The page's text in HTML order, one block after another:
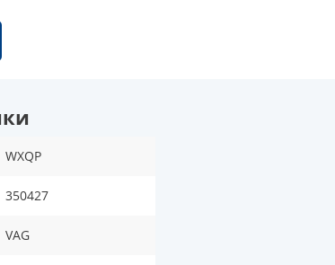
WXQP
350427
VAG